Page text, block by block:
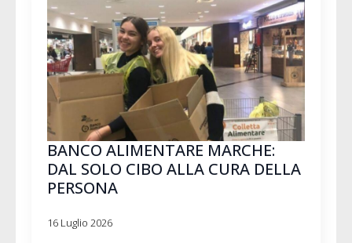
BANCO ALIMENTARE MARCHE:
DAL SOLO CIBO ALLA CURA DELLA
PERSONA
16 Luglio 2026